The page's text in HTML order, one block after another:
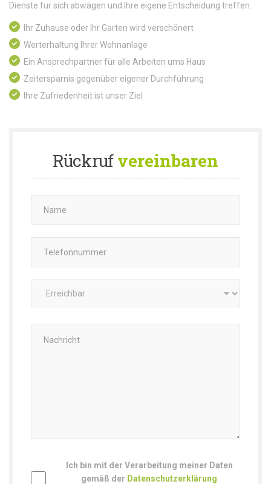
Dienste für sich abwägen und Ihre eigene Entscheidung treffen.
Ihr Zuhause oder Ihr Garten wird verschönert
Werterhaltung Ihrer Wohnanlage
Ein Ansprechpartner für alle Arbeiten ums Haus
Zeitersparnis gegenüber eigener Durchführung
Ihre Zufriedenheit ist unser Ziel
Rückrufvereinbaren
Ich bin mit der Verarbeitung meiner Daten
gemäß der Datenschutzerklärung